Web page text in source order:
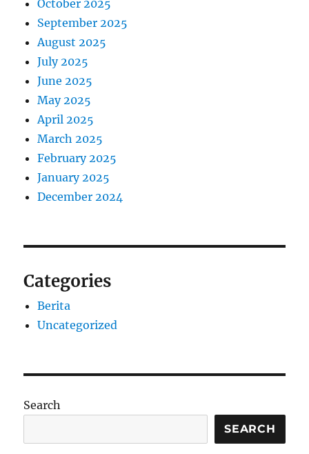
October 2025
September 2025
August 2025
July 2025
June 2025
May 2025
April 2025
March 2025
February 2025
January 2025
December 2024
Categories
Berita
Uncategorized
Search
SEARCH